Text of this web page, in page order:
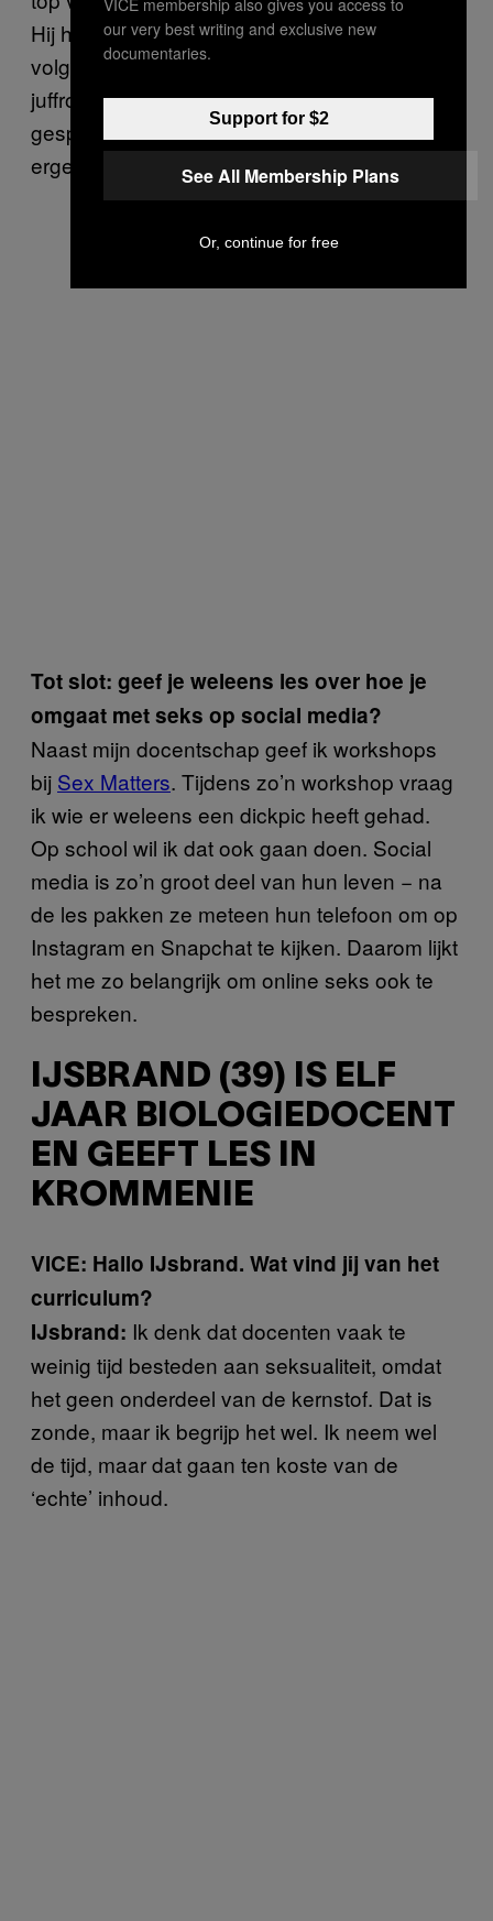
Hij had geen idee. Ik zei dat-ie dat de
volgende keer moest vragen. ‘Zal ik doen
juffrouw’, antwoordde hij. Zo’n interactief
gesprekje vind ik heel leuk, en het is nog
ergens goed voor ook.
Tot slot: geef je weleens les over hoe je
omgaat met seks op social media?
Naast mijn docentschap geef ik workshops
bij Sex Matters. Tijdens zo’n workshop vraag
ik wie er weleens een dickpic heeft gehad.
Op school wil ik dat ook gaan doen. Social
media is zo’n groot deel van hun leven − na
de les pakken ze meteen hun telefoon om op
Instagram en Snapchat te kijken. Daarom lijkt
het me zo belangrijk om online seks ook te
bespreken.
IJSBRAND (39) IS ELF
JAAR BIOLOGIEDOCENT
EN GEEFT LES IN
KROMMENIE
VICE: Hallo IJsbrand. Wat vind jij van het
curriculum?
IJsbrand: Ik denk dat docenten vaak te
weinig tijd besteden aan seksualiteit, omdat
het geen onderdeel van de kernstof. Dat is
zonde, maar ik begrijp het wel. Ik neem wel
de tijd, maar dat gaan ten koste van de
‘echte’ inhoud.
our very best writing and exclusive new
documentaries.
Support for $2
See All Membership Plans
Or, continue for free